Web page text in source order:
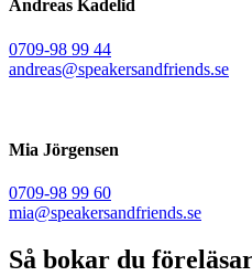
Andreas Kadelid ​
0709-98 99 44
andreas@speakersandfriends.se​
Mia Jörgensen
0709-98 99 60
mia@speakersandfriends.se​
Så bokar du